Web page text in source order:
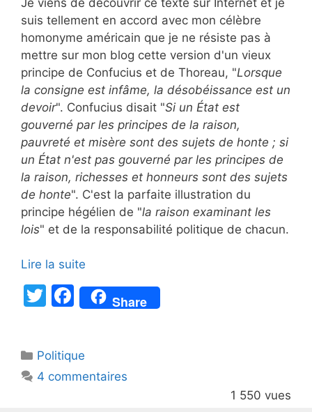
suis tellement en accord avec mon célèbre
homonyme américain que je ne résiste pas à
mettre sur mon blog cette version d'un vieux
principe de Confucius et de Thoreau, "Lorsque
la consigne est infâme, la désobéissance est un
devoir". Confucius disait "Si un État est
gouverné par les principes de la raison,
pauvreté et misère sont des sujets de honte ; si
un État n'est pas gouverné par les principes de
la raison, richesses et honneurs sont des sujets
de honte". C'est la parfaite illustration du
principe hégélien de "la raison examinant les
lois" et de la responsabilité politique de chacun.
Lire la suite
T
er
F
a
e
b
Share
Catégories
Politique
4 commentaires
1 550 vues